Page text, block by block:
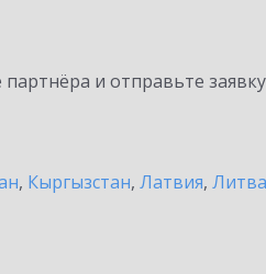
и отправьте
, Кыргызстан, Латвия, Литва